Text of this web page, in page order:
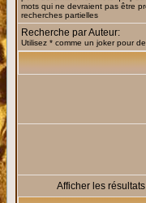
mots qui ne devraient pas être
recherches partielles
Recherche par Auteur:
Utilisez * comme un joker pour
Afficher les